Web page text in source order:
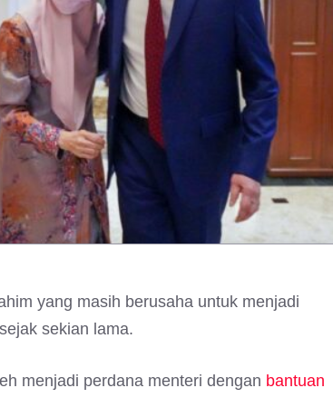
yang masih berusaha untuk menjadi
sekian lama.
menjadi perdana menteri dengan bantuan